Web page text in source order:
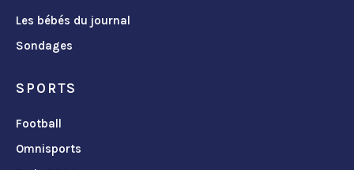
Les bébés du journal
Sondages
SPORTS
Football
Omnisports